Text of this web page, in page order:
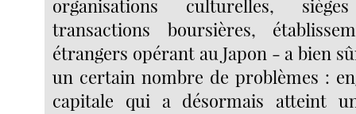
organisations culturelles,
transactions boursières,
étrangers opérant au Japon - a bien
un certain nombre de problèmes :
capitale qui a désormais atteint